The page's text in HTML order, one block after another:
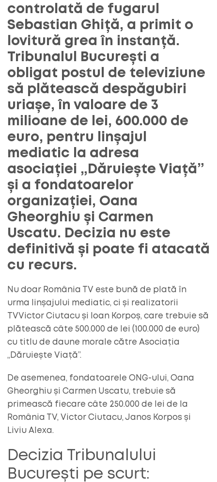
controlată de fugarul
Sebastian Ghiță, a primit o
lovitură grea în instanță.
Tribunalul București a
obligat postul de televiziune
să plătească despăgubiri
uriașe, în valoare de 3
milioane de lei, 600.000 de
euro, pentru linșajul
mediatic la adresa
asociației „Dăruiește Viață”
și a fondatoarelor
organizației, Oana
Gheorghiu și Carmen
Uscatu. Decizia nu este
definitivă și poate fi atacată
cu recurs.
Nu doar România TV este bună de plată în
urma linșajului mediatic, ci și realizatorii
TVVictor Ciutacu și Ioan Korpoș, care trebuie să
plătească câte 500.000 de lei (100.000 de euro)
cu titlu de daune morale către Asociația
„Dăruiește Viață”.
De asemenea, fondatoarele ONG-ului, Oana
Gheorghiu și Carmen Uscatu, trebuie să
primească fiecare câte 250.000 de lei de la
România TV, Victor Ciutacu, Janos Korpos și
Liviu Alexa.
Decizia Tribunalului
București pe scurt: